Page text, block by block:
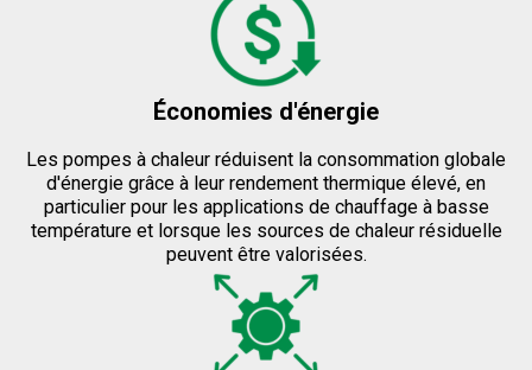
Économies d'énergie
Les pompes à chaleur réduisent la consommation globale
d'énergie grâce à leur rendement thermique élevé, en
particulier pour les applications de chauffage à basse
température et lorsque les sources de chaleur résiduelle
peuvent être valorisées.